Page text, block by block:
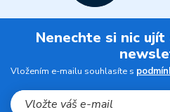
Nenechte si nic
Vložením e-mailu souhlasíte s